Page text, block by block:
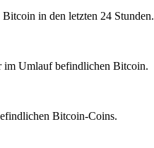
in den letzten 24 Stunden.
im Umlauf befindlichen Bitcoin.
Bitcoin-Coins.